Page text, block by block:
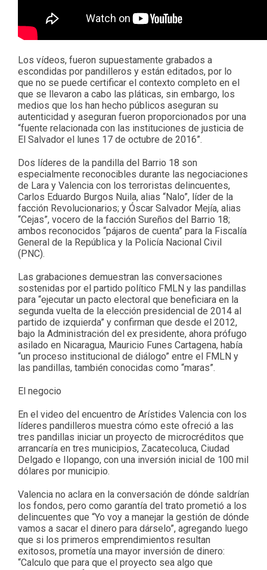
Los vídeos, fueron supuestamente grabados a
escondidas por pandilleros y están editados, por lo
que no se puede certificar el contexto completo en el
que se llevaron a cabo las pláticas, sin embargo, los
medios que los han hecho públicos aseguran su
autenticidad y aseguran fueron proporcionados por una
“fuente relacionada con las instituciones de justicia de
El Salvador el lunes 17 de octubre de 2016”.
Dos líderes de la pandilla del Barrio 18 son
especialmente reconocibles durante las negociaciones
de Lara y Valencia con los terroristas delincuentes,
Carlos Eduardo Burgos Nuila, alias “Nalo”, líder de la
facción Revolucionarios; y Óscar Salvador Mejía, alias
“Cejas”, vocero de la facción Sureños del Barrio 18;
ambos reconocidos “pájaros de cuenta” para la Fiscalía
General de la República y la Policía Nacional Civil
(PNC).
Las grabaciones demuestran las conversaciones
sostenidas por el partido político FMLN y las pandillas
para “ejecutar un pacto electoral que beneficiara en la
segunda vuelta de la elección presidencial de 2014 al
partido de izquierda” y confirman que desde el 2012,
bajo la Administración del ex presidente, ahora prófugo
asilado en Nicaragua, Mauricio Funes Cartagena, había
“un proceso institucional de diálogo” entre el FMLN y
las pandillas, también conocidas como “maras”.
El negocio
En el video del encuentro de Arístides Valencia con los
líderes pandilleros muestra cómo este ofreció a las
tres pandillas iniciar un proyecto de microcréditos que
arrancaría en tres municipios, Zacatecoluca, Ciudad
Delgado e Ilopango, con una inversión inicial de 100 mil
dólares por municipio.
Valencia no aclara en la conversación de dónde saldrían
los fondos, pero como garantía del trato prometió a los
delincuentes que “Yo voy a manejar la gestión de dónde
vamos a sacar el dinero para dárselo”, agregando luego
que si los primeros emprendimientos resultan
exitosos, prometía una mayor inversión de dinero:
“Calculo que para que el proyecto sea algo que